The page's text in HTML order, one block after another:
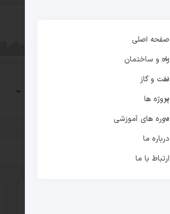
گاز
صفحه اصلی
راه و ساختمان
نفت و گاز
پروژه ها
دوره های آموزشی
درباره ما
ارتباط با ما